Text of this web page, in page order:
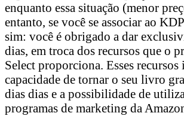
enquanto essa situação (menor
entanto, se você se associar ao
sim: você é obrigado a dar
dias, em troca dos recursos que o
Select proporciona. Esses recursos
capacidade de tornar o seu livro
dias dias e a possibilidade de
programas de marketing da